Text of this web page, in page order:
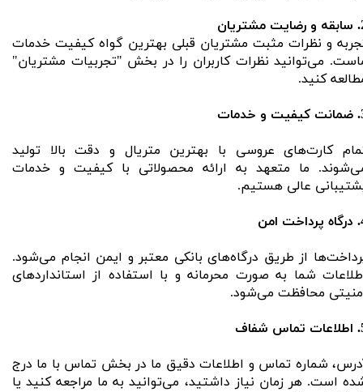
و نظرات مثبت مشتریان قبلی بهترین گواه کیفیت خدمات
می‌توانید نظرات کاربران را در بخش "تجربیات مشتریان"
کنید.
کارت‌های عروسی با بهترین متریال و دقت بالا تولید
ما متعهد به ارائه محصولاتی با کیفیت و خدمات
عالی هستیم.
امن
از طریق درگاه‌های بانکی معتبر و ایمن انجام می‌شود.
شما به صورت محرمانه و با استفاده از استانداردهای
محافظت می‌شود.
شفاف
شماره تماس و اطلاعات دقیق ما در بخش تماس با ما درج
است. هر زمان نیاز داشتید، می‌توانید به ما مراجعه کنید یا